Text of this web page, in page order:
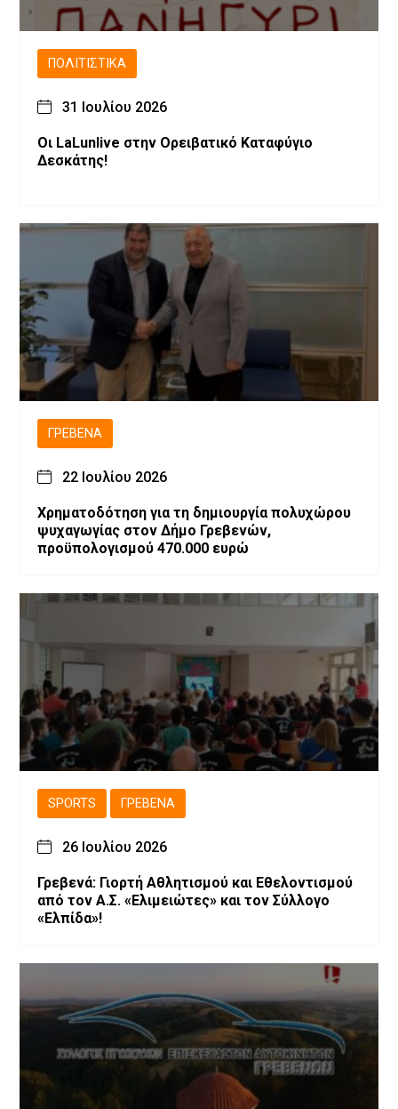
ΠΟΛΙΤΙΣΤΙΚΆ
31 Ιουλίου 2026
Οι LaLunlive στην Ορειβατικό Καταφύγιο
Δεσκάτης!
ΓΡΕΒΕΝΆ
22 Ιουλίου 2026
Χρηματοδότηση για τη δημιουργία πολυχώρου
ψυχαγωγίας στον Δήμο Γρεβενών,
προϋπολογισμού 470.000 ευρώ
SPORTS ΓΡΕΒΕΝΆ
26 Ιουλίου 2026
Γρεβενά: Γιορτή Αθλητισμού και Εθελοντισμού
από τον Α.Σ. «Ελιμειώτες» και τον Σύλλογο
«Ελπίδα»!